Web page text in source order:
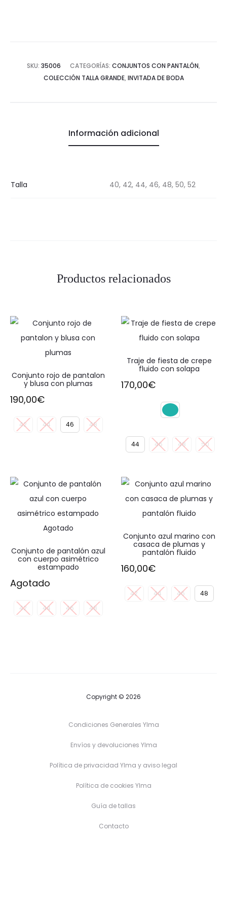
SKU: 35006 CATEGORÍAS: CONJUNTOS CON PANTALÓN,
COLECCIÓN TALLA GRANDE, INVITADA DE BODA
Información adicional
Talla 40, 42, 44, 46, 48, 50, 52
Productos relacionados
Conjunto rojo de pantalon
y blusa con plumas
190,00€
42 44 46 48
Traje de fiesta de crepe
fluido con solapa
170,00€
44 46 48 50
Agotado
Conjunto de pantalón azul
con cuerpo asimétrico
estampado
Agotado
42 44 46 48
Conjunto azul marino con
casaca de plumas y
pantalón fluido
160,00€
42 44 46 48
Copyright © 2026
Condiciones Generales Ylma
Envíos y devoluciones Ylma
Política de privacidad Ylma y aviso legal
Política de cookies Ylma
Guía de tallas
Contacto